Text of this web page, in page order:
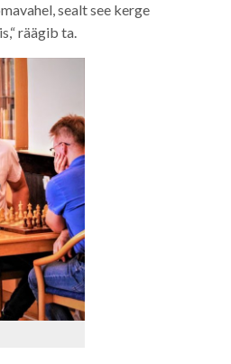
sealt see kerge
räägib ta.